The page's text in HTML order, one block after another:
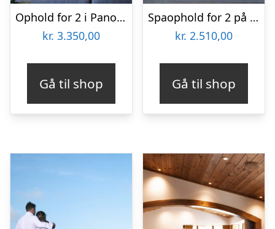
Ophold for 2 i Panoramasuite hos Ribehøj
kr. 3.350,00
Gå til shop
Spaophold for 2 på Hotel Skansen
kr. 2.510,00
Gå til shop